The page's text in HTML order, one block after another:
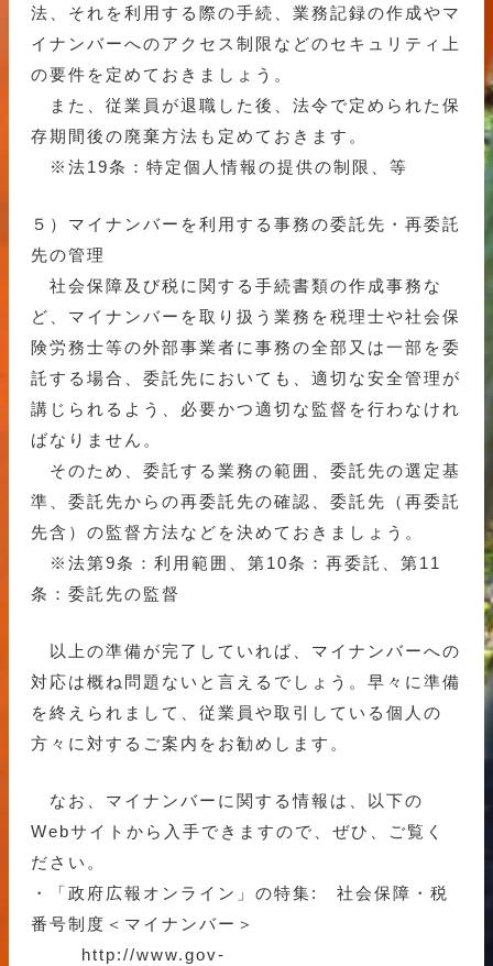
法、それを利用する際の手続、業務記録の作成やマ
イナンバーへのアクセス制限などのセキュリティ上
の要件を定めておきましょう。
また、従業員が退職した後、法令で定められた保
存期間後の廃棄方法も定めておきます。
※法19条：特定個人情報の提供の制限、等
５）マイナンバーを利用する事務の委託先・再委託
先の管理
社会保障及び税に関する手続書類の作成事務な
ど、マイナンバーを取り扱う業務を税理士や社会保
険労務士等の外部事業者に事務の全部又は一部を委
託する場合、委託先においても、適切な安全管理が
講じられるよう、必要かつ適切な監督を行わなけれ
ばなりません。
そのため、委託する業務の範囲、委託先の選定基
準、委託先からの再委託先の確認、委託先（再委託
先含）の監督方法などを決めておきましょう。
※法第9条：利用範囲、第10条：再委託、第11
条：委託先の監督
以上の準備が完了していれば、マイナンバーへの
対応は概ね問題ないと言えるでしょう。早々に準備
を終えられまして、従業員や取引している個人の
方々に対するご案内をお勧めします。
なお、マイナンバーに関する情報は、以下の
Webサイトから入手できますので、ぜひ、ご覧く
ださい。
・「政府広報オンライン」の特集: 社会保障・税
番号制度＜マイナンバー＞
http://www.gov-